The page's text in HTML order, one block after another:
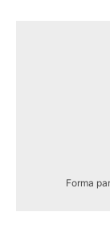
Forma